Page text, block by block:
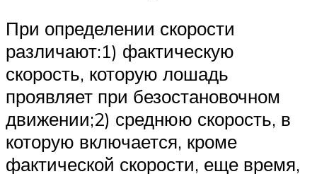
При определении скорости
различают:1) фактическую
скорость, которую лошадь
проявляет при безостановочном
движении;2) среднюю скорость, в
которую включается, кроме
фактической скорости, еще время,